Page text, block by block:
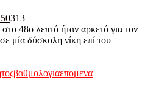
0313
48ο λεπτό ήταν αρκετό για τον
μία δύσκολη νίκη επί του
βαθμολογιαεπομενα